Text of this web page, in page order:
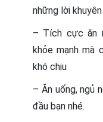
những lời
– Tích cực ăn
khỏe mạnh mà
khó chịu
– Ăn uống, ngủ
đầu bạn nhé.